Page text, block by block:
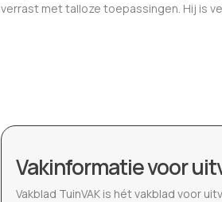
verrast met talloze toepassingen. Hij is
Vakinformatie voor
Vakblad TuinVAK is hét vakblad voor